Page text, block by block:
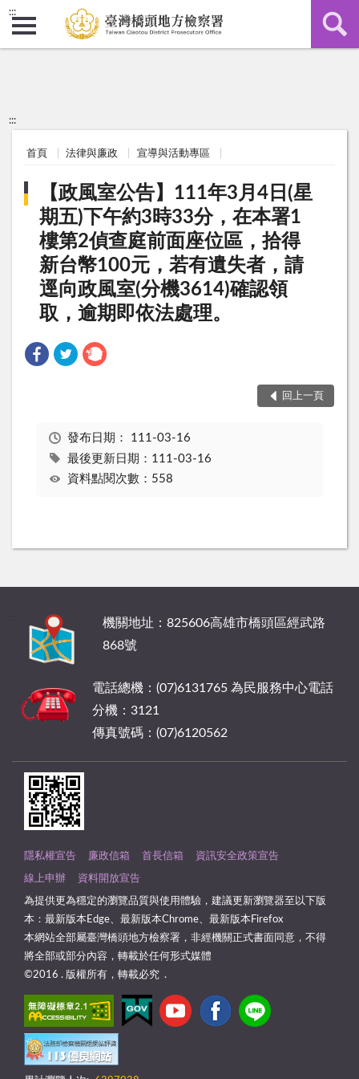
:::
:::
首頁 法律與廉政 宣導與活動專區
【政風室公告】111年3月4日(星
期五)下午約3時33分，在本署1
樓第2偵查庭前面座位區，拾得
新台幣100元，若有遺失者，請
逕向政風室(分機3614)確認領
取，逾期即依法處理。
回上一頁
發布日期： 111-03-16
最後更新日期：111-03-16
資料點閱次數：558
機關地址：825606高雄市橋頭區經武路
868號
電話總機：(07)6131765 為民服務中心電話
分機：3121
傳真號碼：(07)6120562
隱私權宣告 廉政信箱 首長信箱 資訊安全政策宣告
線上申辦 資料開放宣告
為提供更為穩定的瀏覽品質與使用體驗，建議更新瀏覽器至以下版
本：最新版本Edge、最新版本Chrome、最新版本Firefox
本網站全部屬臺灣橋頭地方檢察署，非經機關正式書面同意，不得
將全部或部分內容，轉載於任何形式媒體
©2016 . 版權所有，轉載必究 .